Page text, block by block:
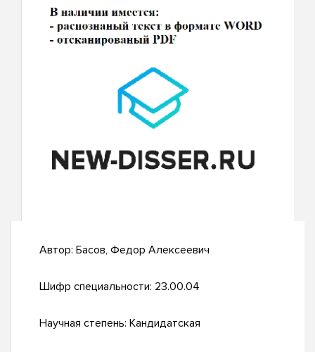
Автор: Басов, Федор Алексеевич
Шифр специальности: 23.00.04
Научная степень: Кандидатская